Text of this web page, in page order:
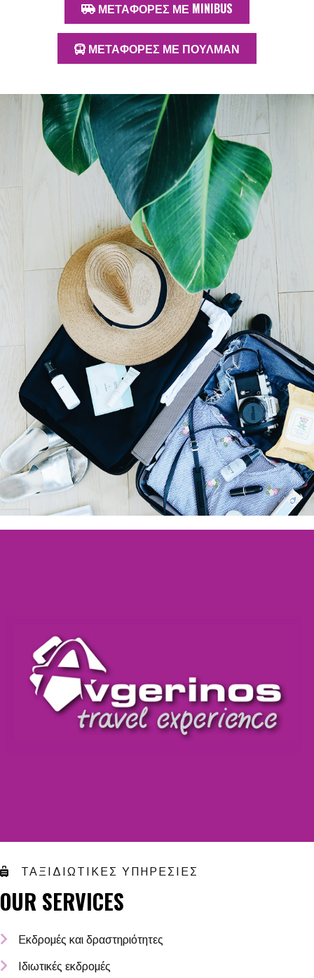
ΜΕΤΑΦΟΡΕΣ ΜΕ MINIBUS
ΜΕΤΑΦΟΡΕΣ ΜΕ ΠΟΥΛΜΑΝ
ΤΑΞΙΔΙΩΤΙΚΕΣ ΥΠΗΡΕΣΙΕΣ
OUR SERVICES
Εκδρομές και δραστηριότητες
Ιδιωτικές εκδρομές